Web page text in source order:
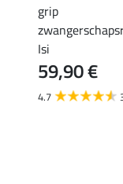
grip
Isi
59,90 €
4.7